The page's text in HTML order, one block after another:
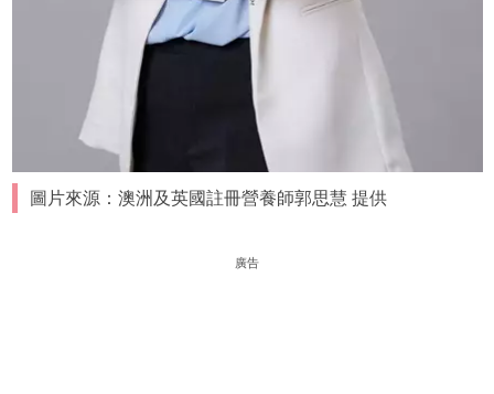
圖片來源：澳洲及英國註冊營養師郭思慧 提供
廣告